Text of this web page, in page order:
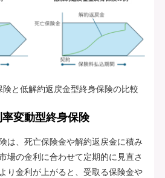
と低解約返戻金型終身保険の比較
変動型終身保険
は、死亡保険金や解約返戻金に積み
場の金利に合わせて定期的に見直さ
り金利が上がると、受取る保険金や